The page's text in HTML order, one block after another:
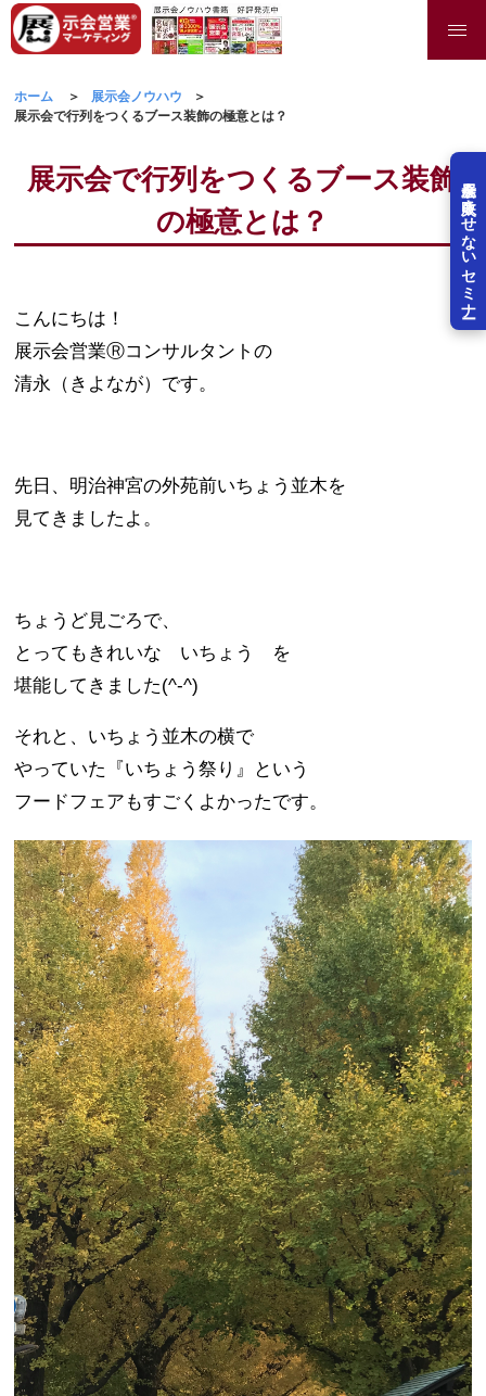
展示会を失敗させないセミナー
ホーム
展示会ノウハウ
展示会で行列をつくるブース装飾の極意とは？
展示会で行列をつくるブース装飾
の極意とは？
こんにちは！
展示会営業Ⓡコンサルタントの
清永（きよなが）です。
先日、明治神宮の外苑前いちょう並木を
見てきましたよ。
ちょうど見ごろで、
とってもきれいな いちょう を
堪能してきました(^-^)
それと、いちょう並木の横で
やっていた『いちょう祭り』という
フードフェアもすごくよかったです。